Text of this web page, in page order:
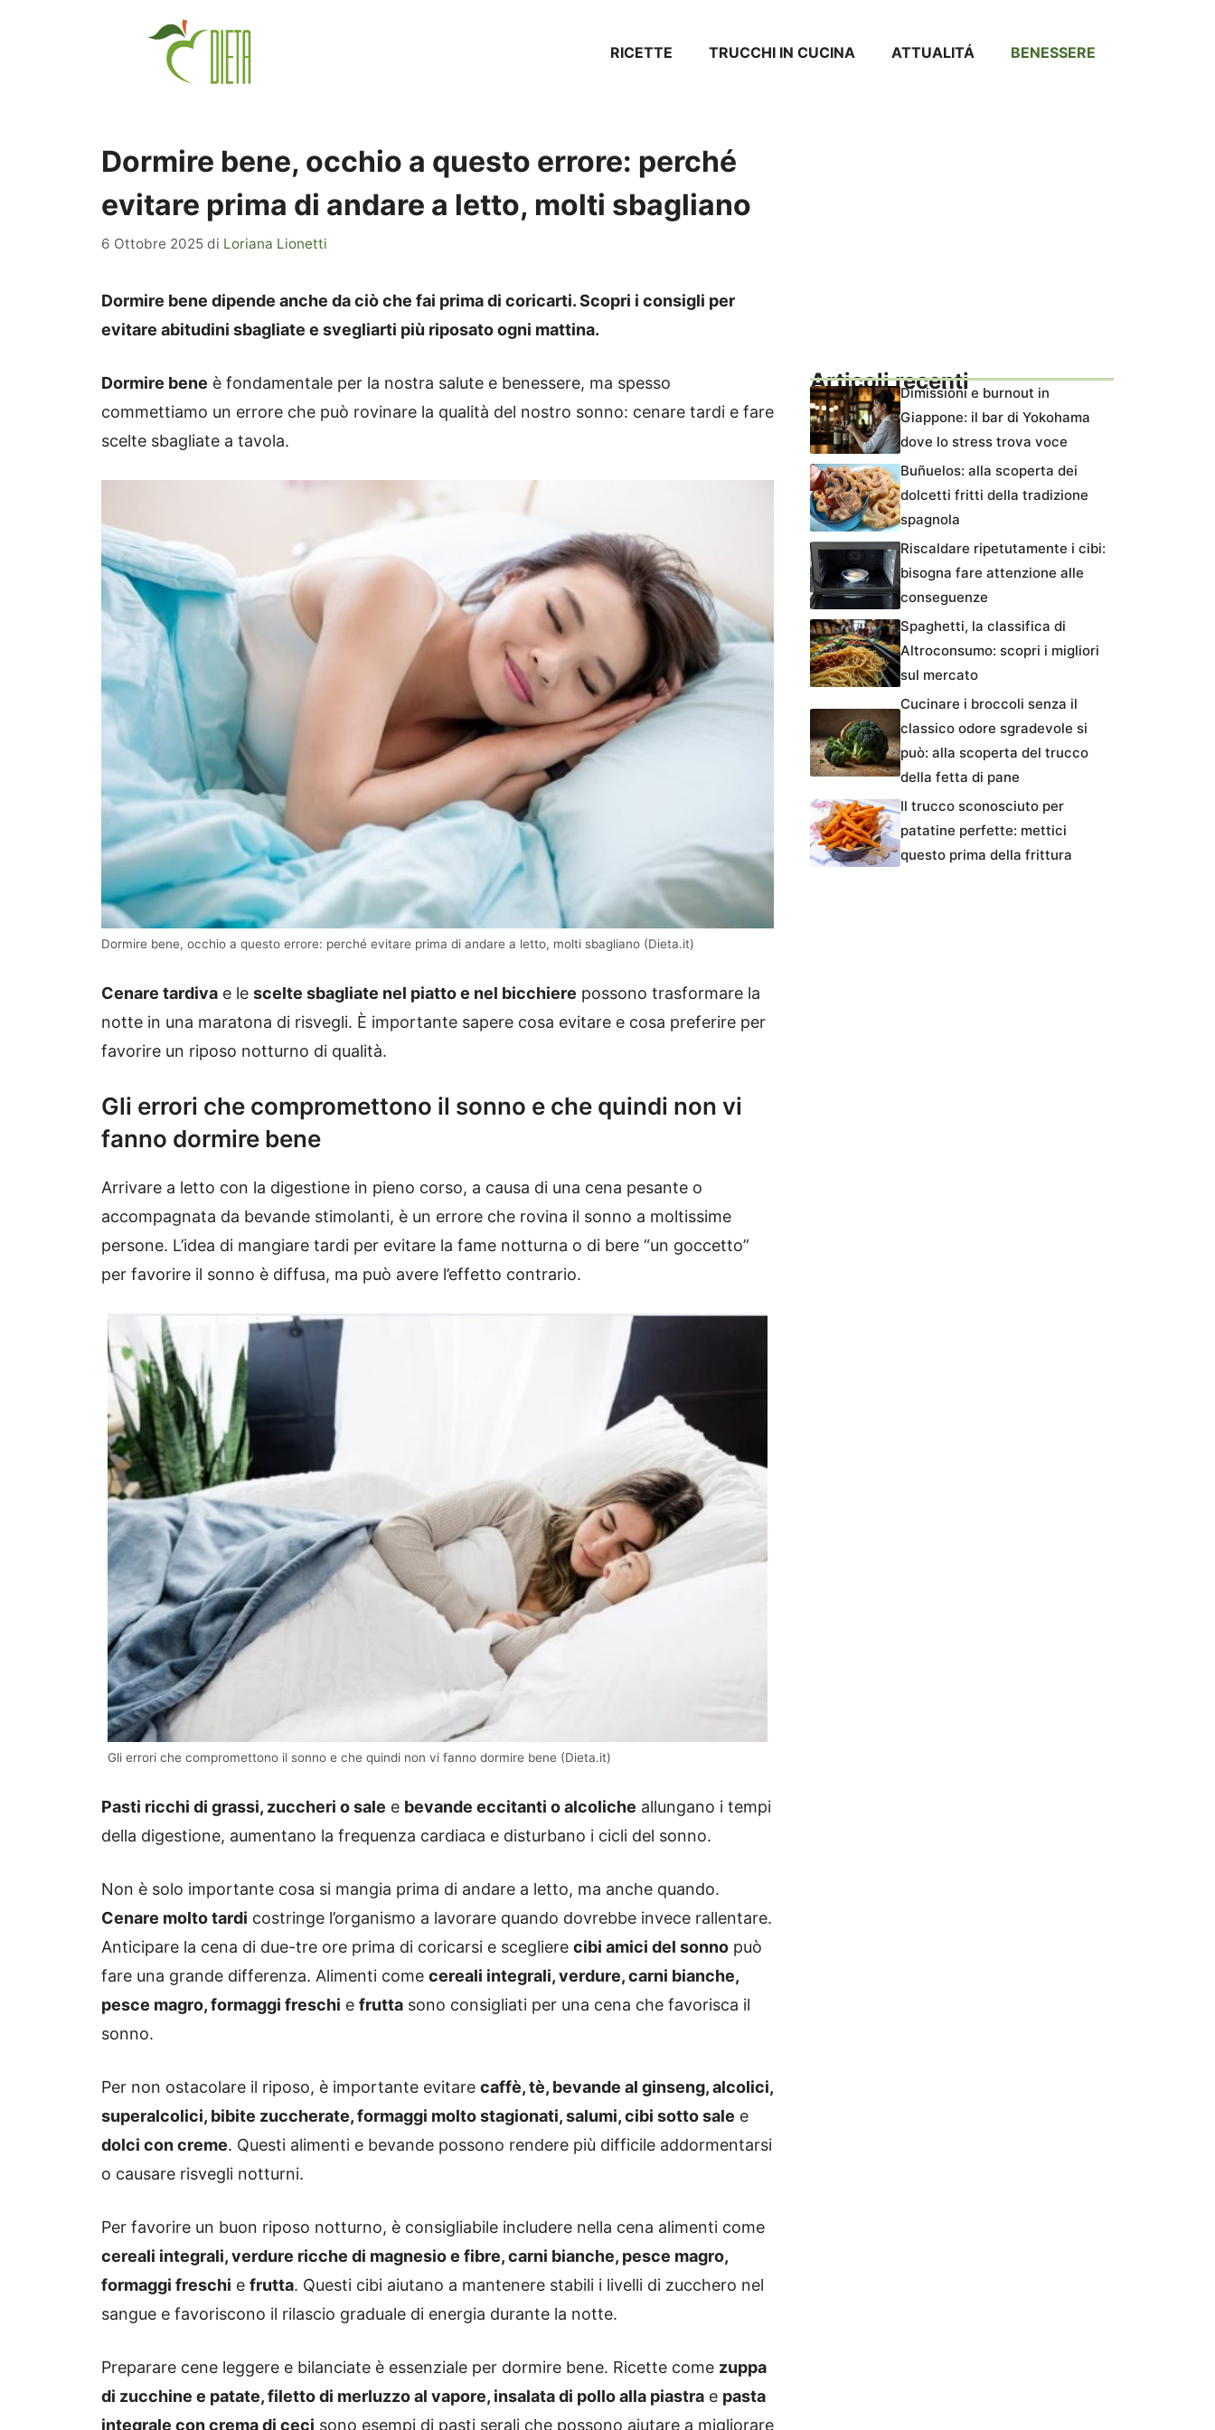
RICETTE TRUCCHI IN CUCINA ATTUALITÁ BENESSERE
Dormire bene, occhio a questo errore: perché
evitare prima di andare a letto, molti sbagliano
6 Ottobre 2025 di Loriana Lionetti
Dormire bene dipende anche da ciò che fai prima di coricarti. Scopri i consigli per
evitare abitudini sbagliate e svegliarti più riposato ogni mattina.
Dormire bene è fondamentale per la nostra salute e benessere, ma spesso
commettiamo un errore che può rovinare la qualità del nostro sonno: cenare tardi e fare
scelte sbagliate a tavola.
Dormire bene, occhio a questo errore: perché evitare prima di andare a letto, molti sbagliano (Dieta.it)
Cenare tardiva e le scelte sbagliate nel piatto e nel bicchiere possono trasformare la
notte in una maratona di risvegli. È importante sapere cosa evitare e cosa preferire per
favorire un riposo notturno di qualità.
Gli errori che compromettono il sonno e che quindi non vi
fanno dormire bene
Arrivare a letto con la digestione in pieno corso, a causa di una cena pesante o
accompagnata da bevande stimolanti, è un errore che rovina il sonno a moltissime
persone. L’idea di mangiare tardi per evitare la fame notturna o di bere “un goccetto”
per favorire il sonno è diffusa, ma può avere l’effetto contrario.
Gli errori che compromettono il sonno e che quindi non vi fanno dormire bene (Dieta.it)
Pasti ricchi di grassi, zuccheri o sale e bevande eccitanti o alcoliche allungano i tempi
della digestione, aumentano la frequenza cardiaca e disturbano i cicli del sonno.
Non è solo importante cosa si mangia prima di andare a letto, ma anche quando.
Cenare molto tardi costringe l’organismo a lavorare quando dovrebbe invece rallentare.
Anticipare la cena di due-tre ore prima di coricarsi e scegliere cibi amici del sonno può
fare una grande differenza. Alimenti come cereali integrali, verdure, carni bianche,
pesce magro, formaggi freschi e frutta sono consigliati per una cena che favorisca il
sonno.
Per non ostacolare il riposo, è importante evitare caffè, tè, bevande al ginseng, alcolici,
superalcolici, bibite zuccherate, formaggi molto stagionati, salumi, cibi sotto sale e
dolci con creme. Questi alimenti e bevande possono rendere più difficile addormentarsi
o causare risvegli notturni.
Per favorire un buon riposo notturno, è consigliabile includere nella cena alimenti come
cereali integrali, verdure ricche di magnesio e fibre, carni bianche, pesce magro,
formaggi freschi e frutta. Questi cibi aiutano a mantenere stabili i livelli di zucchero nel
sangue e favoriscono il rilascio graduale di energia durante la notte.
Preparare cene leggere e bilanciate è essenziale per dormire bene. Ricette come zuppa
di zucchine e patate, filetto di merluzzo al vapore, insalata di pollo alla piastra e pasta
integrale con crema di ceci sono esempi di pasti serali che possono aiutare a migliorare
Articoli recentiDimissioni e burnout in
Giappone: il bar di Yokohama
dove lo stress trova voce
Buñuelos: alla scoperta dei
dolcetti fritti della tradizione
spagnola
Riscaldare ripetutamente i cibi:
bisogna fare attenzione alle
conseguenze
Spaghetti, la classifica di
Altroconsumo: scopri i migliori
sul mercato
Cucinare i broccoli senza il
classico odore sgradevole si
può: alla scoperta del trucco
della fetta di pane
Il trucco sconosciuto per
patatine perfette: mettici
questo prima della frittura